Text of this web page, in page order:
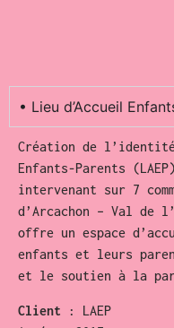
• Lieu d’Accueil
Création de
Enfants-Parents
intervenant sur 7
d’Arcachon – Val
offre un espace
enfants et leurs
et le soutien à la
Client : LAEP